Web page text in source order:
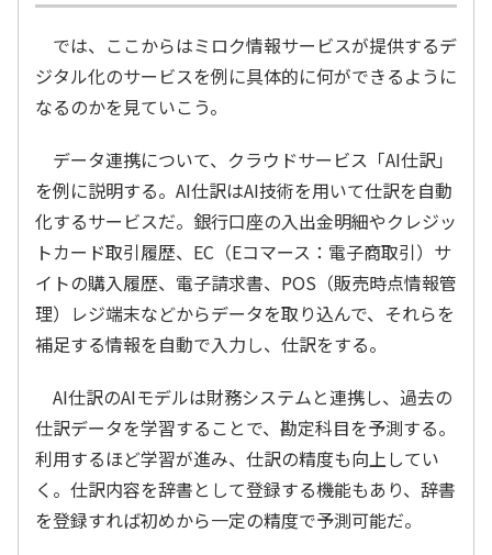
では、ここからはミロク情報サービスが提供するデ
ジタル化のサービスを例に具体的に何ができるように
なるのかを見ていこう。
データ連携について、クラウドサービス「AI仕訳」
を例に説明する。AI仕訳はAI技術を用いて仕訳を自動
化するサービスだ。銀行口座の入出金明細やクレジッ
トカード取引履歴、EC（Eコマース：電子商取引）サ
イトの購入履歴、電子請求書、POS（販売時点情報管
理）レジ端末などからデータを取り込んで、それらを
補足する情報を自動で入力し、仕訳をする。
AI仕訳のAIモデルは財務システムと連携し、過去の
仕訳データを学習することで、勘定科目を予測する。
利用するほど学習が進み、仕訳の精度も向上してい
く。仕訳内容を辞書として登録する機能もあり、辞書
を登録すれば初めから一定の精度で予測可能だ。